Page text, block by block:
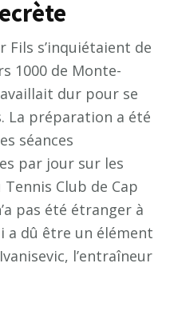
Fils s’inquiétaient de
1000 de Monte-
dur pour se
La préparation a été
séances
par jour sur les
Club de Cap
pas été étranger à
a dû être un élément
l’entraîneur